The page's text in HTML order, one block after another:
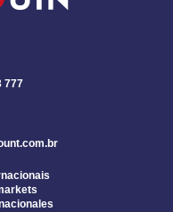
777